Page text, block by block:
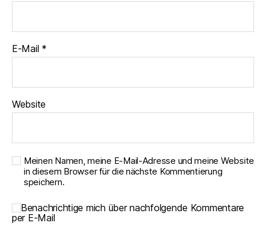
E-Mail *
Website
Meinen Namen, meine E-Mail-Adresse und meine Website
in diesem Browser für die nächste Kommentierung
speichern.
Benachrichtige mich über nachfolgende Kommentare
per E-Mail